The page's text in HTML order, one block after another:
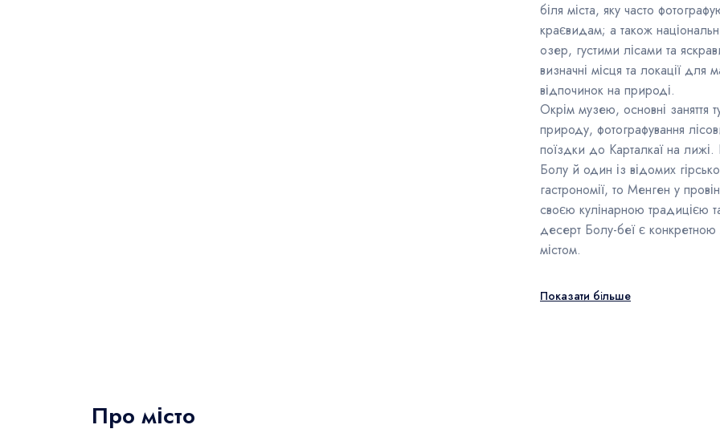
біля міста, яку часто
краєвидам; а також
озер, густими лісами та
визначні місця та локації для
відпочинок на природі.
Окрім музею, основні заняття
природу, фотографування
поїздки до Карталкаї на
Болу й один із відомих
гастрономії, то Менген у
своєю кулінарною традицією
десерт Болу-беї є конкретною
містом.
Показати більше
Про місто